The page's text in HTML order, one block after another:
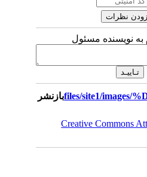
نویسنده مسئول
بازنشر
Creative Commons